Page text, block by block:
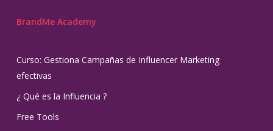
BrandMe Academy
Curso: Gestiona Campañas de Influencer Marketing
efectivas
¿ Qué es la Influencia ?
Free Tools